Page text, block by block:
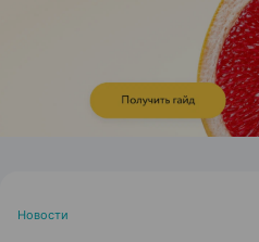
Новости